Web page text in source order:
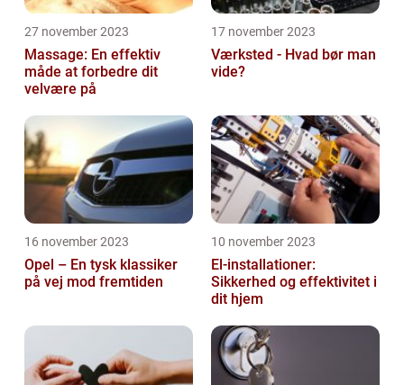
27 november 2023
Massage: En effektiv
måde at forbedre dit
velvære på
17 november 2023
Værksted - Hvad bør man
vide?
16 november 2023
Opel – En tysk klassiker
på vej mod fremtiden
10 november 2023
El-installationer:
Sikkerhed og effektivitet i
dit hjem